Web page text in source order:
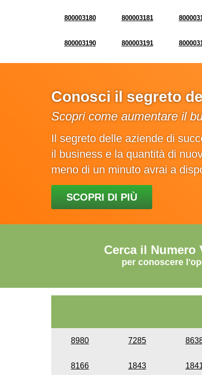
800003180 800003181
800003190 800003191
Conosci il segreto
Scopri come aumentare il
Il segreto delle aziende di
il business e la quantità di
meno di un minuto avrai a
SCOPRI DI PIÙ
Cerca il Numero
per conoscere
8980 7285
8166 1843